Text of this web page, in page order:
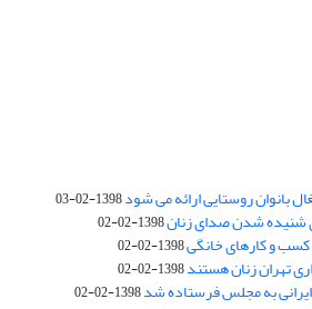
بانوان روستایی ارائه می شود1398-02-03
شنیده شدن صدای زنان1398-02-02
1398-02-02
1398-02-02
ایرانی به مجلس فرستاده شد1398-02-02